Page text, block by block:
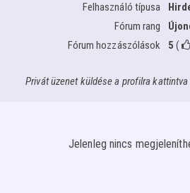
Felhasználó típusa
Fórum rang
Fórum hozzászólások
5 (
Privát üzenet küldése a profilra
Jelenleg nincs